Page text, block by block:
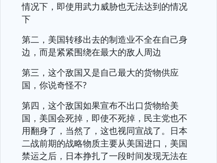
情况下，即使用武力威胁也无法达到的情况
下
第二，美国转移出去的制造业不全在自己身
边，而是紧紧围绕在最大的敌人周边
第三，这个敌国又是自己最大的货物供应
国，你说奇怪不?
第四，这个敌国如果宣布不出口货物给美
国，美国会死掉，即使不死掉，民主党也不
用翻身了，当然了，这也视同宣战了。日本
二战前期的战略物质主要从美国进口，美国
禁运之后，日本挣扎了一段时间发现无法在